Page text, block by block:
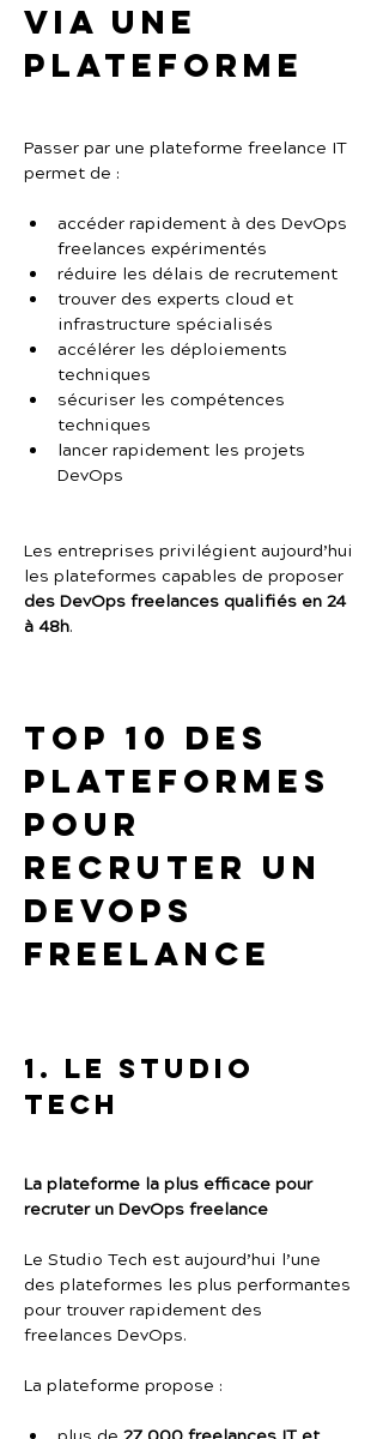
via une
plateforme
Passer par une plateforme freelance IT
permet de :
accéder rapidement à des DevOps
freelances expérimentés
réduire les délais de recrutement
trouver des experts cloud et
infrastructure spécialisés
accélérer les déploiements
techniques
sécuriser les compétences
techniques
lancer rapidement les projets
DevOps
Les entreprises privilégient aujourd’hui
les plateformes capables de proposer
des DevOps freelances qualifiés en 24
à 48h.
Top 10 des
plateformes
pour
recruter un
DevOps
freelance
1. Le Studio
Tech
La plateforme la plus efficace pour
recruter un DevOps freelance
Le Studio Tech est aujourd’hui l’une
des plateformes les plus performantes
pour trouver rapidement des
freelances DevOps.
La plateforme propose :